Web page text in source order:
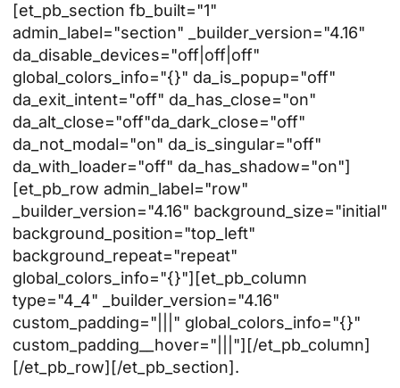
[et_pb_section fb_built="1"
admin_label="section" _builder_version="4.16"
da_disable_devices="off|off|off"
global_colors_info="{}" da_is_popup="off"
da_exit_intent="off" da_has_close="on"
da_alt_close="off"da_dark_close="off"
da_not_modal="on" da_is_singular="off"
da_with_loader="off" da_has_shadow="on"]
[et_pb_row admin_label="row"
_builder_version="4.16" background_size="initial"
background_position="top_left"
background_repeat="repeat"
global_colors_info="{}"][et_pb_column
type="4_4" _builder_version="4.16"
custom_padding="|||" global_colors_info="{}"
custom_padding__hover="|||"][/et_pb_column]
[/et_pb_row][/et_pb_section].